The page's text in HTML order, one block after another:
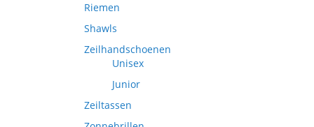
Riemen
Shawls
Zeilhandschoenen
Unisex
Junior
Zeiltassen